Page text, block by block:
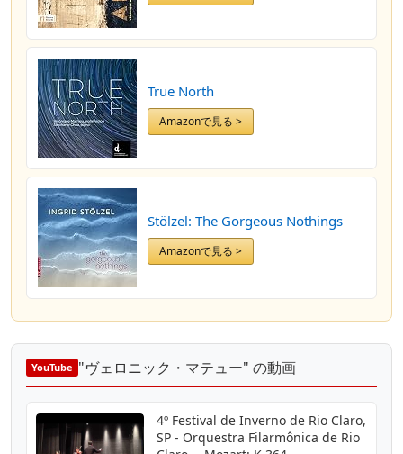
True North
Amazonで見る >
Stölzel: The Gorgeous Nothings
Amazonで見る >
YouTube "ヴェロニック・マテュー" の動画
4º Festival de Inverno de Rio Claro,
SP - Orquestra Filarmônica de Rio